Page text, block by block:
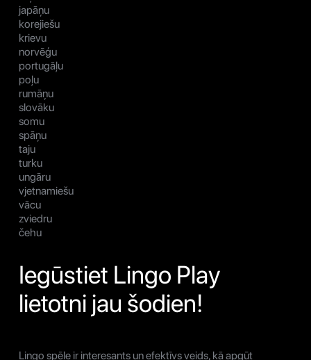
japāņu
korejiešu
krievu
norvēģu
portugāļu
poļu
rumāņu
slovāku
somu
spāņu
taju
turku
ungāru
vjetnamiešu
vācu
zviedru
čehu
Iegūstiet Lingo Play
lietotni jau šodien!
Lingo spēle ir interesants un efektīvs veids, kā apgūt